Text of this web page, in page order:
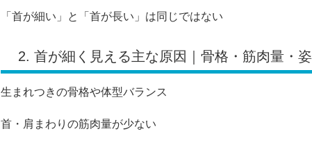
「首が細い」と「首が長い」は同じではない
2. 首が細く見える主な原因｜骨格・筋肉量・
生まれつきの骨格や体型バランス
首・肩まわりの筋肉量が少ない